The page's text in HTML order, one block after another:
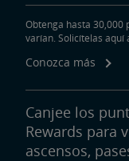
Obtenga hasta 30,000
varían. Solicítelas aquí
Conozca más
Canjee los
Rewards para
ascensos,